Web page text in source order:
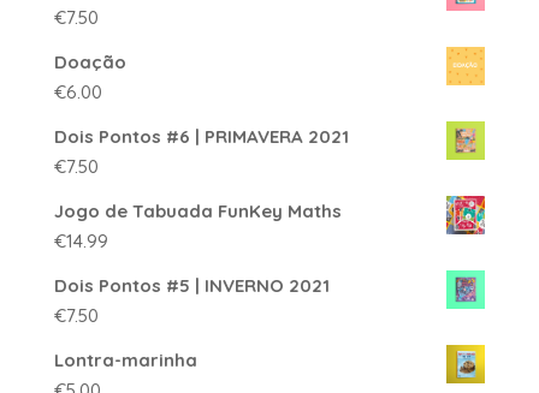
€7.50
Doação
€6.00
Dois Pontos #6 | PRIMAVERA 2021
€7.50
Jogo de Tabuada FunKey Maths
€14.99
Dois Pontos #5 | INVERNO 2021
€7.50
Lontra-marinha